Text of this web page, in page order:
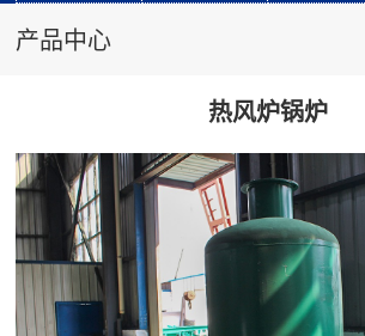
产品中心
热风炉锅炉